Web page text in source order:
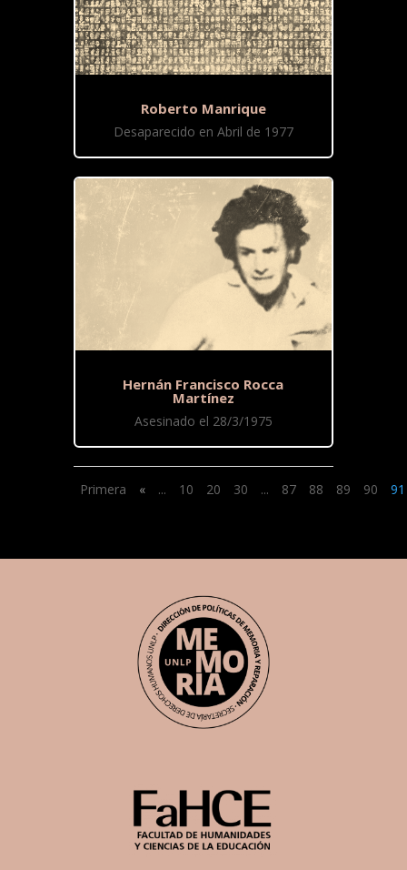
Roberto Manrique
Desaparecido en Abril de 1977
Hernán Francisco Rocca
Martínez
Asesinado el 28/3/1975
Primera « ... 10 20 30 ... 87 88 89 90 91